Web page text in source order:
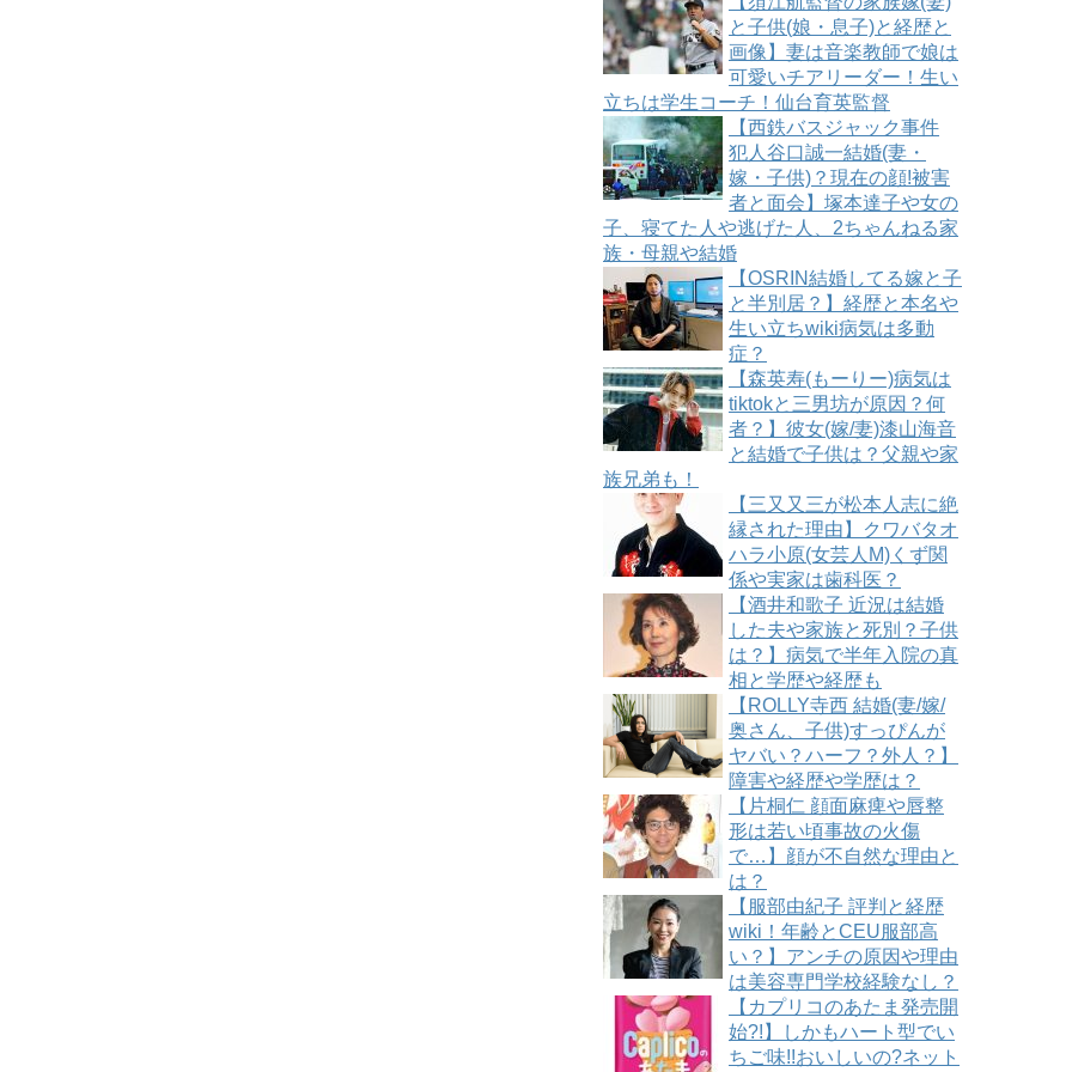
と子供(娘・息子)と経歴と
画像】妻は音楽教師で娘は
可愛いチアリーダー！生い
立ちは学生コーチ！仙台育英監督
【西鉄バスジャック事件
犯人谷口誠一結婚(妻・
嫁・子供)？現在の顔!被害
者と面会】塚本達子や女の
子、寝てた人や逃げた人、2ちゃんねる家
族・母親や結婚
【OSRIN結婚してる嫁と子
と半別居？】経歴と本名や
生い立ちwiki病気は多動
症？
【森英寿(もーりー)病気は
tiktokと三男坊が原因？何
者？】彼女(嫁/妻)漆山海音
と結婚で子供は？父親や家
族兄弟も！
【三又又三が松本人志に絶
縁された理由】クワバタオ
ハラ小原(女芸人M)くず関
係や実家は歯科医？
【酒井和歌子 近況は結婚
した夫や家族と死別？子供
は？】病気で半年入院の真
相と学歴や経歴も
【ROLLY寺西 結婚(妻/嫁/
奥さん、子供)すっぴんが
ヤバい？ハーフ？外人？】
障害や経歴や学歴は？
【片桐仁 顔面麻痺や唇整
形は若い頃事故の火傷
で…】顔が不自然な理由と
は？
【服部由紀子 評判と経歴
wiki！年齢とCEU服部高
い？】アンチの原因や理由
は美容専門学校経験なし？
【カプリコのあたま発売開
始?!】しかもハート型でい
ちご味!!おいしいの?ネット